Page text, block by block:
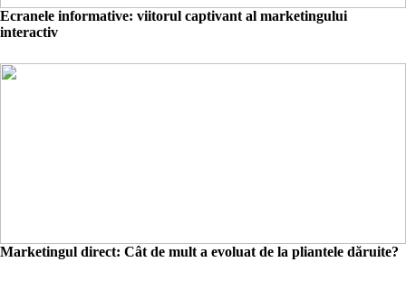
Ecranele informative: viitorul captivant al marketingului
interactiv
Marketingul direct: Cât de mult a evoluat de la pliantele dăruite?